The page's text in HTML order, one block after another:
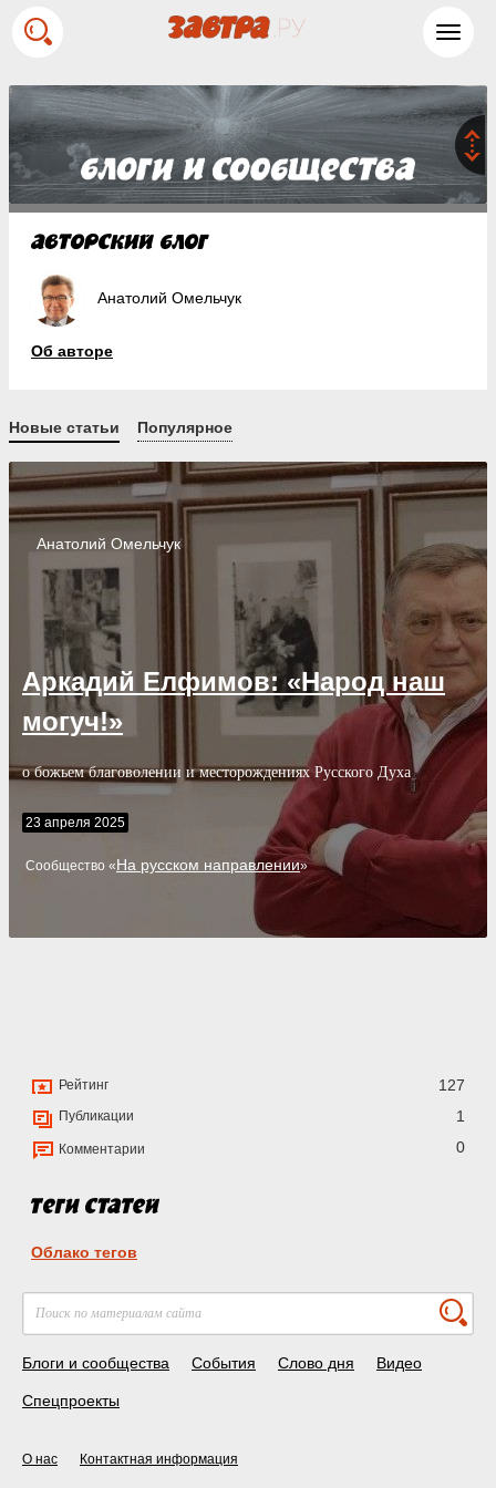
Анатолий Омельчук
Об авторе
Новые статьи Популярное
Анатолий Омельчук
Cообщество «На русском направлении»
Аркадий Елфимов: «Народ наш
могуч!»
о божьем благоволении и месторождениях Русского Духа
23 апреля 2025
Рейтинг 127
Публикации 1
Комментарии 0
Облако тегов
Блоги и сообщества События Слово дня Видео
Спецпроекты
О нас Контактная информация